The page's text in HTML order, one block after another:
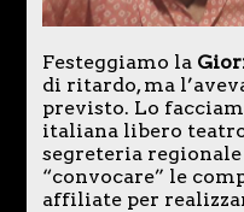
Festeggiamo la
di ritardo, ma
previsto. Lo
italiana libero
segreteria regionale
“convocare” le
affiliate per